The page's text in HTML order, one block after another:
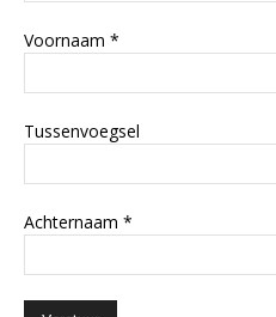
Voornaam *
Tussenvoegsel
Achternaam *